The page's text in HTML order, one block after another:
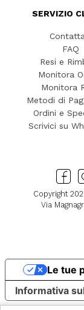
SERVIZIO
FAQ
Resi e
Monitora
Monitora
Metodi di
Ordini e
Scrivici su
Copyright
Via
Informativa
Le tue